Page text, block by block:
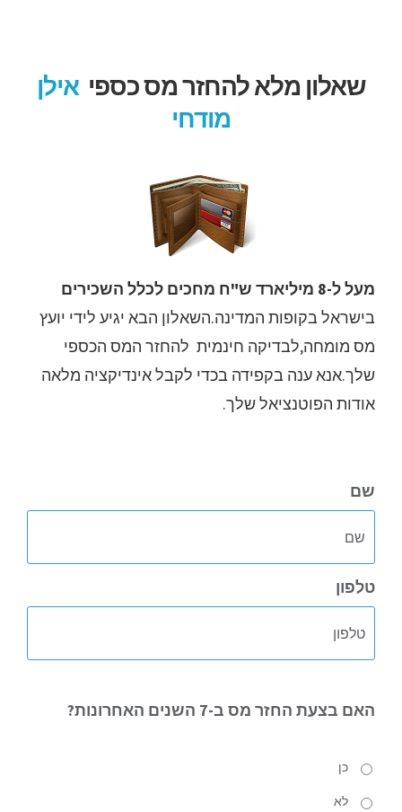
שאלון מלא להחזר מס כספי אילן
מודחי
מעל ל-8 מיליארד ש"ח מחכים לכלל השכירים
בישראל בקופות המדינה.השאלון הבא יגיע לידי יועץ
מס מומחה,לבדיקה חינמית להחזר המס הכספי
שלך.אנא ענה בקפידה בכדי לקבל אינדיקציה מלאה
אודות הפוטנציאל שלך.
שם
טלפון
האם בצעת החזר מס ב-7 השנים האחרונות?
כן
לא